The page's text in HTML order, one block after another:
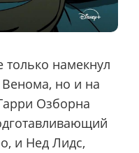
только намекнул
но и на
Озборна
и Нед Лидс,